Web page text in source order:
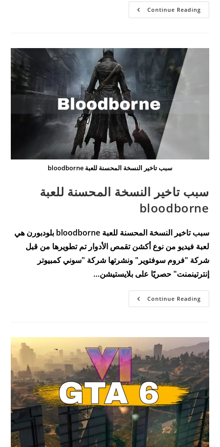
Continue Readingليون
كينيدي
9
سبب تاخير النسخة المحسنة للعبة bloodborne
سبب تاخير النسخة المحسنة للعبة
bloodborne
سبب تاخير النسخة المحسنة للعبة bloodborne بلودبورن هي
لعبة فيديو من نوع أكشن تقمص الأدوار تم تطويرها من قبل
شركة "فروم سوفتوير" ونشرتها شركة "سوني كمبيوتر
إنترتينمنت" حصريًا على بلايستيشن…
Continue Readingسبب
تاخير